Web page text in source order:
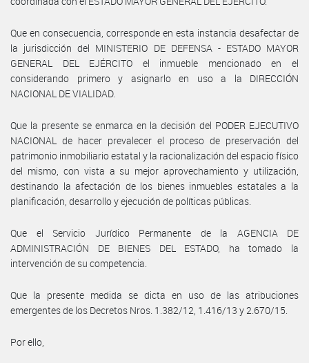
Que en consecuencia, corresponde en esta instancia desafectar de
la jurisdicción del MINISTERIO DE DEFENSA - ESTADO MAYOR
GENERAL DEL EJÉRCITO el inmueble mencionado en el
considerando primero y asignarlo en uso a la DIRECCIÓN
NACIONAL DE VIALIDAD.
Que la presente se enmarca en la decisión del PODER EJECUTIVO
NACIONAL de hacer prevalecer el proceso de preservación del
patrimonio inmobiliario estatal y la racionalización del espacio físico
del mismo, con vista a su mejor aprovechamiento y utilización,
destinando la afectación de los bienes inmuebles estatales a la
planificación, desarrollo y ejecución de políticas públicas.
Que el Servicio Jurídico Permanente de la AGENCIA DE
ADMINISTRACIÓN DE BIENES DEL ESTADO, ha tomado la
intervención de su competencia.
Que la presente medida se dicta en uso de las atribuciones
emergentes de los Decretos Nros. 1.382/12, 1.416/13 y 2.670/15.
Por ello,